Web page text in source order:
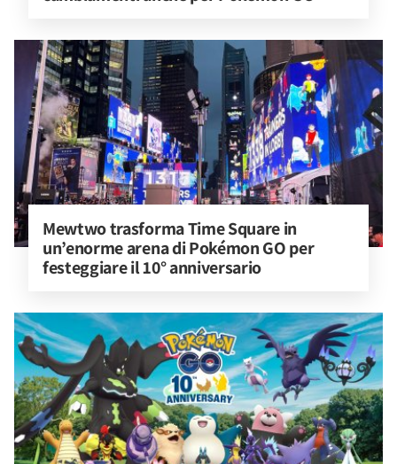
Mewtwo trasforma Time Square in
un’enorme arena di Pokémon GO per
festeggiare il 10° anniversario